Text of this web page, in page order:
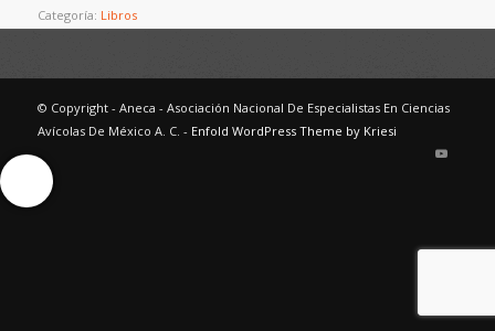
Categoría: Libros
© Copyright - Aneca - Asociación Nacional De Especialistas En Ciencias
Avícolas De México A. C. - Enfold WordPress Theme by Kriesi
Ayuda Interactiva
Ayuda Interactiva
Ayuda Interactiva